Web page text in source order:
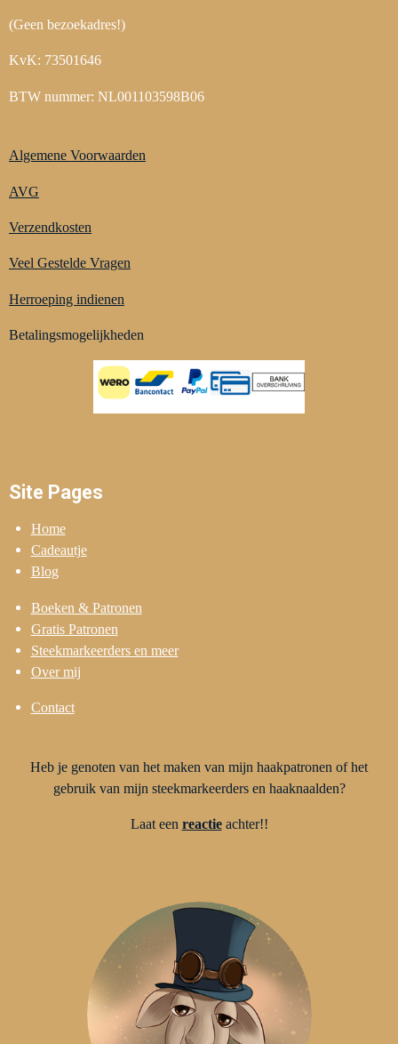
(Geen bezoekadres!)
KvK: 73501646
BTW nummer: NL001103598B06
Algemene Voorwaarden
AVG
Verzendkosten
Veel Gestelde Vragen
Herroeping indienen
Betalingsmogelijkheden
Site Pages
Home
Cadeautje
Blog
Boeken & Patronen
Gratis Patronen
Steekmarkeerders en meer
Over mij
Contact
Heb je genoten van het maken van mijn haakpatronen of het
gebruik van mijn steekmarkeerders en haaknaalden?
Laat een reactieachter!!